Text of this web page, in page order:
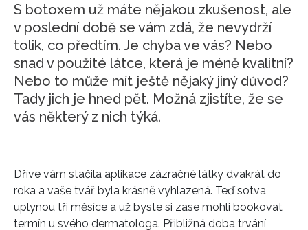
S botoxem už máte nějakou zkušenost, ale
v poslední době se vám zdá, že nevydrží
tolik, co předtím. Je chyba ve vás? Nebo
snad v použité látce, která je méně kvalitní?
Nebo to může mít ještě nějaký jiný důvod?
Tady jich je hned pět. Možná zjistíte, že se
vás některý z nich týká.
Dříve vám stačila aplikace zázračné látky dvakrát do
roka a vaše tvář byla krásně vyhlazená. Teď sotva
uplynou tři měsíce a už byste si zase mohli bookovat
termín u svého dermatologa. Přibližná doba trvání